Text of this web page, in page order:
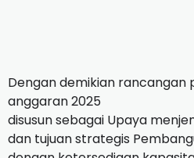
Dengan demikian rancangan
anggaran 2025
disusun sebagai Upaya
dan tujuan strategis